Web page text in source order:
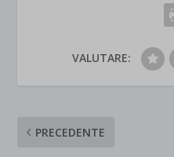
VALUTARE:
PRECEDENTE